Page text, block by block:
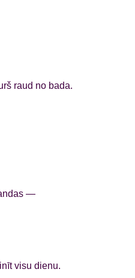
raud no bada.
—
visu dienu.